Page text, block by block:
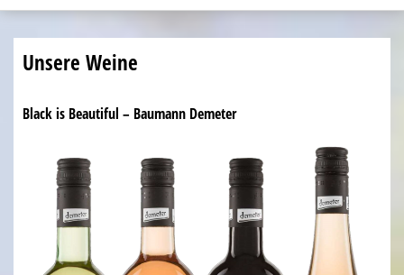
Unsere Weine
Black is Beautiful – Baumann Demeter